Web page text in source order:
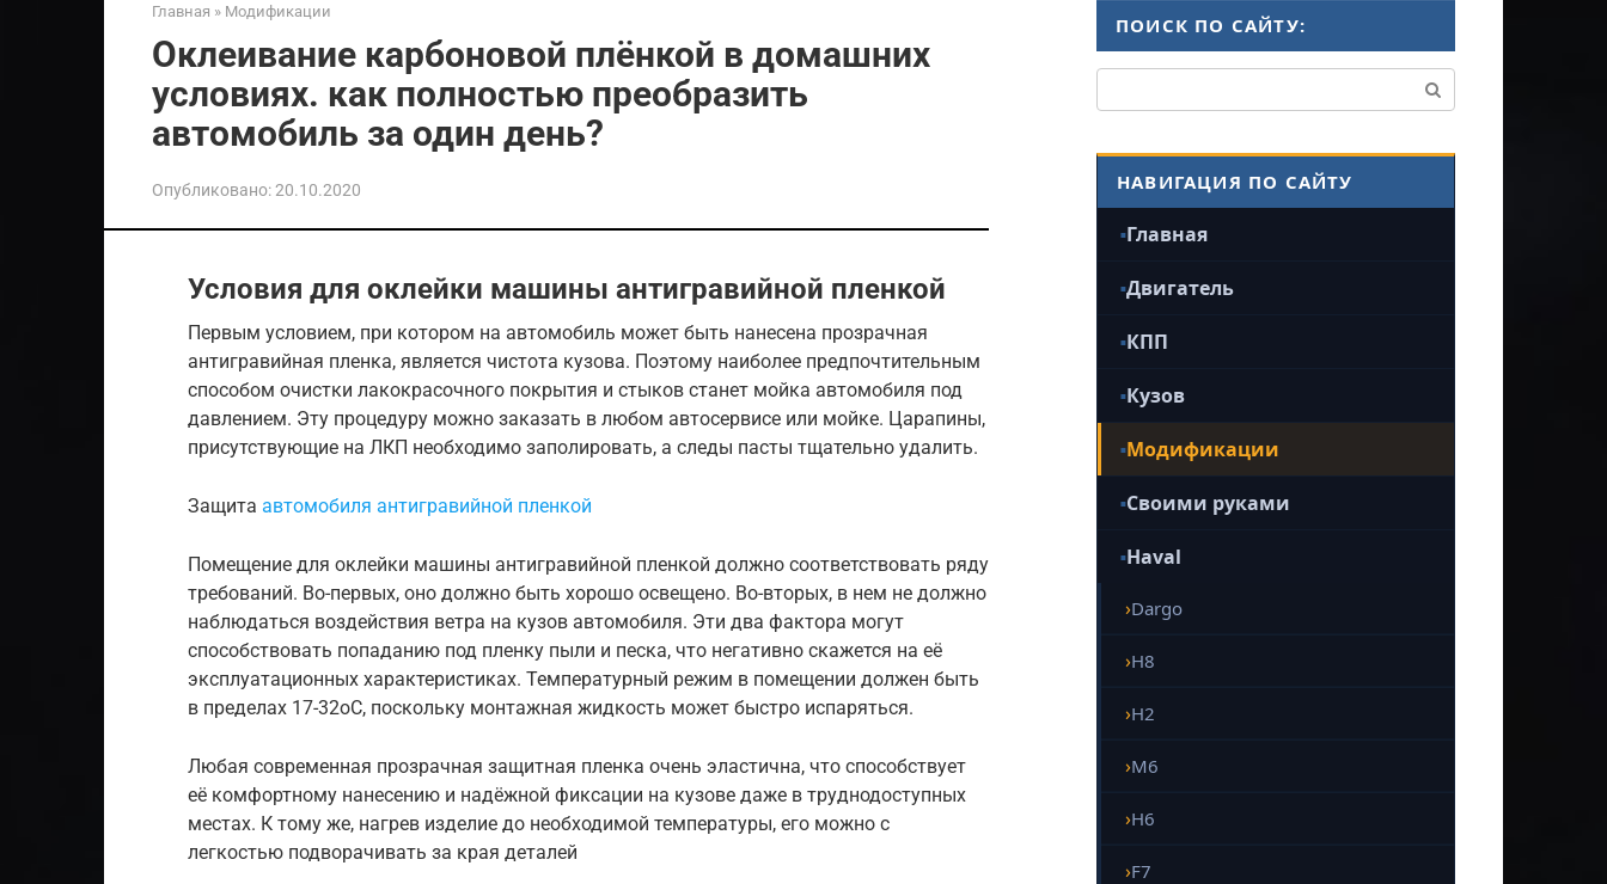
Главная » Модификации
Оклеивание карбоновой плёнкой в домашних
условиях. как полностью преобразить
автомобиль за один день?
Опубликовано:20.10.2020
Условия для оклейки машины антигравийной пленкой
Первым условием, при котором на автомобиль может быть нанесена прозрачная
антигравийная пленка, является чистота кузова. Поэтому наиболее предпочтительным
способом очистки лакокрасочного покрытия и стыков станет мойка автомобиля под
давлением. Эту процедуру можно заказать в любом автосервисе или мойке. Царапины,
присутствующие на ЛКП необходимо заполировать, а следы пасты тщательно удалить.
Защита автомобиля антигравийной пленкой
Помещение для оклейки машины антигравийной пленкой должно соответствовать ряду
требований. Во-первых, оно должно быть хорошо освещено. Во-вторых, в нем не должно
наблюдаться воздействия ветра на кузов автомобиля. Эти два фактора могут
способствовать попаданию под пленку пыли и песка, что негативно скажется на её
эксплуатационных характеристиках. Температурный режим в помещении должен быть
в пределах 17-32оС, поскольку монтажная жидкость может быстро испаряться.
Любая современная прозрачная защитная пленка очень эластична, что способствует
её комфортному нанесению и надёжной фиксации на кузове даже в труднодоступных
местах. К тому же, нагрев изделие до необходимой температуры, его можно с
легкостью подворачивать за края деталей
ПОИСК ПО САЙТУ:
НАВИГАЦИЯ ПО САЙТУ
Главная
Двигатель
КПП
Кузов
Модификации
Своими руками
Haval
Dargo
H8
H2
M6
H6
F7